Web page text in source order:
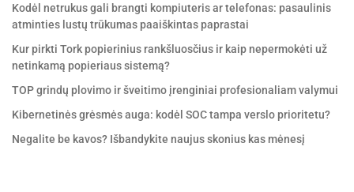
Kodėl netrukus gali brangti kompiuteris ar telefonas: pasaulinis
atminties lustų trūkumas paaiškintas paprastai
Kur pirkti Tork popierinius rankšluosčius ir kaip nepermokėti už
netinkamą popieriaus sistemą?
TOP grindų plovimo ir šveitimo įrenginiai profesionaliam valymui
Kibernetinės grėsmės auga: kodėl SOC tampa verslo prioritetu?
Negalite be kavos? Išbandykite naujus skonius kas mėnesį